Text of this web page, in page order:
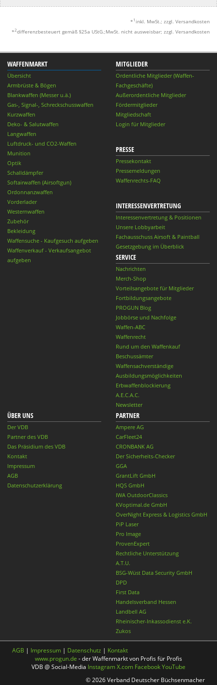
* 1 inkl. MwSt.; zzgl. Versandkosten
*2differenzbesteuert gemäß §25a UStG.;MwSt. nicht ausweisbar; zzgl. Versandkosten
WAFFENMARKT
Übersicht
Armbrüste & Bögen
Blankwaffen (Messer u.ä.)
Gas-, Signal-, Schreckschusswaffen
Kurzwaffen
Deko- & Salutwaffen
Langwaffen
Luftdruck- und CO2-Waffen
Munition
Optik
Schalldämpfer
Softairwaffen (Airsoftgun)
Ordonnanzwaffen
Vorderlader
Westernwaffen
Zubehör
Bekleidung
Waffensuche - Kaufgesuch aufgeben
Waffenverkauf - Verkaufsangebot
aufgeben
MITGLIEDER
Ordentliche Mitglieder (Waffen-
Fachgeschäfte)
Außerordentliche Mitglieder
Fördermitglieder
Mitgliedschaft
Login für Mitglieder
PRESSE
Pressekontakt
Pressemeldungen
Waffenrechts-FAQ
INTERESSENVERTRETUNG
Interessenvertretung & Positionen
Unsere Lobbyarbeit
Fachausschuss Airsoft & Paintball
Gesetzgebung im Überblick
SERVICE
Nachrichten
Merch-Shop
Vorteilsangebote für Mitglieder
Fortbildungsangebote
PROGUN Blog
Jobbörse und Nachfolge
Waffen-ABC
Waffenrecht
Rund um den Waffenkauf
Beschussämter
Waffensachverständige
Ausbildungsmöglichkeiten
Erbwaffenblockierung
A.E.C.A.C.
Newsletter
ÜBER UNS
Der VDB
Partner des VDB
Das Präsidium des VDB
Kontakt
Impressum
AGB
Datenschutzerklärung
PARTNER
Ampere AG
CarFleet24
CRONBANK AG
Der Sicherheits-Checker
GGA
GrantLift GmbH
HQS GmbH
IWA OutdoorClassics
KVoptimal.de GmbH
OverNight Express & Logistics GmbH
PiP Laser
Pro Image
ProvenExpert
Rechtliche Unterstützung
A.T.U.
BSG-Wüst Data Security GmbH
DPD
First Data
Handelsverband Hessen
Landbell AG
Rheinischer-Inkassodienst e.K.
Zukos
AGB | Impressum | Datenschutz | Kontakt
www.progun.de - der Waffenmarkt von Profis für Profis
VDB @ Social-Media InstagramX.com FacebookYouTube
© 2026 Verband Deutscher Büchsenmacher